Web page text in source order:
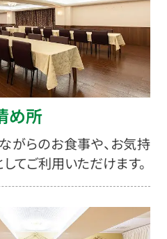
め所
がらのお食事や、お気持
てご利用いただけます。